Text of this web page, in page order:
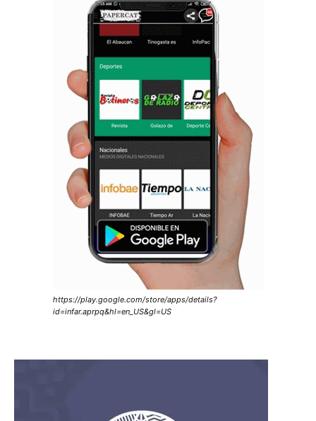
https://play.google.com/store/apps/details?
id=infar.aprpq&hl=en_US&gl=US